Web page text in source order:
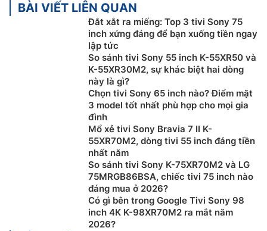
BÀI VIẾT LIÊN QUAN
Đắt xắt ra miếng: Top 3 tivi Sony 75
inch xứng đáng để bạn xuống tiền ngay
lập tức
So sánh tivi Sony 55 inch K-55XR50 và
K-55XR30M2, sự khác biệt hai dòng
này là gì?
Chọn tivi Sony 65 inch nào? Điểm mặt
3 model tốt nhất phù hợp cho mọi gia
đình
Mổ xẻ tivi Sony Bravia 7 II K-
55XR70M2, dòng tivi 55 inch đáng tiền
nhất năm
So sánh tivi Sony K-75XR70M2 và LG
75MRGB86BSA, chiếc tivi 75 inch nào
đáng mua ở 2026?
Có gì bên trong Google Tivi Sony 98
inch 4K K-98XR70M2 ra mắt năm
2026?